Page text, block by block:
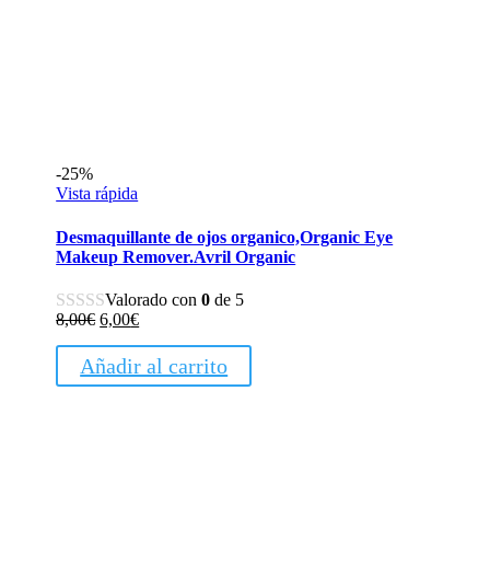
-25%
Vista rápida
Desmaquillante de ojos organico,Organic Eye
Makeup Remover.Avril Organic
Valorado con0 de 5
8,00€ El
original
era:
6,00€El
actual
es:
Añadir al carrito